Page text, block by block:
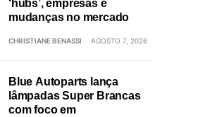
‘hubs’, empresas e
mudanças no mercado
CHRISTIANE BENASSI AGOSTO 7, 2026
Blue Autoparts lança
lâmpadas Super Brancas
com foco em